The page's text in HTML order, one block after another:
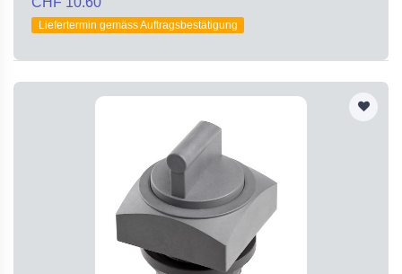
Liefertermin gemäss Auftragsbestätigung